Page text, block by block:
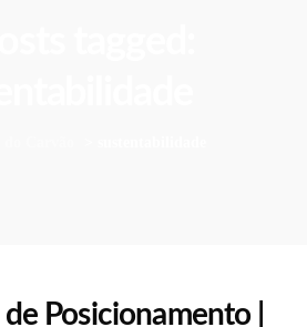
Posicionamento |